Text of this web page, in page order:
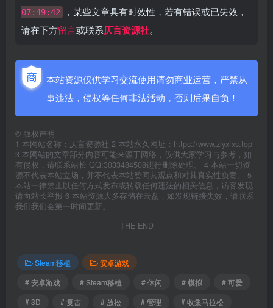
07:49:42
，某些文章具有时效性，若有错误或已失效，
请在下方留言或联系仄言资源社。
本站资源仅供学习交流使用请勿商业运营，严禁从
事违法，侵权等任何非法活动，否则后果自负！
© 版权声明
1 本网站名称：仄言资源社 2 本站永久网址：https://www.ziyxfxs.top
3 本网站的文章部分内容可能来源于网络，仅供大家学习与参考，如
有侵权，请联系站长 QQ:3033484508进行删除处理。 4 本站一切资
源不代表本站立场，并不代表本站赞同其观点和对其真实性负责。 5
本站一律禁止以任何方式发布或转载任何违法的相关信息，访客发现
请向站长举报 6 本站资源大多存储在云盘，如发现链接失效，请联系
我们我们会第一时间更新。
THE END
Steam移植
安卓游戏
# 安卓游戏
# Steam移植 # 休闲 # 模拟
# 可爱
# 3D
# 复古 # 放松 # 管理
# 收集马拉松